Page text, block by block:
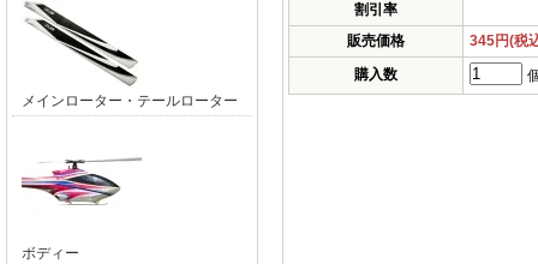
メインローター・テールローター
ボディー
割引率
販売価格
345円(税
購入数